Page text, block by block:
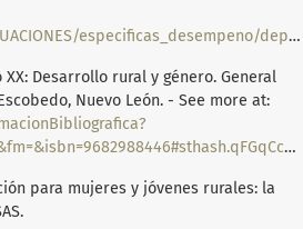
dependencias/SRA/SRA1C.pdf
Desarrollo rural y género. General
Nuevo León. - See more at:
para mujeres y jóvenes rurales: la